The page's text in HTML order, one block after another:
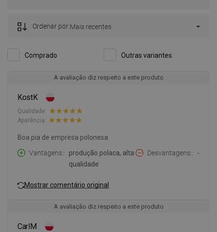
Comprado Outras variantes
Ordenar por:Mais recentes
A avaliação diz respeito a este produto
KostK
Qualidade:
Aparência:
Boa pia de empresa polonesa.
Vantagens:
produção polaca, alta
qualidade
Desvantagens: -
Mostrar comentário original
A avaliação diz respeito a este produto
CarlM